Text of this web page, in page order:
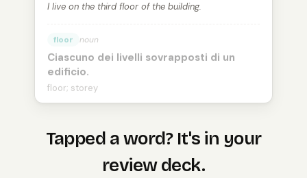
I live on the third floor of the building.
floor noun
Ciascuno dei livelli sovrapposti di un
edificio.
floor; storey
Tapped a word? It's in your
review deck.